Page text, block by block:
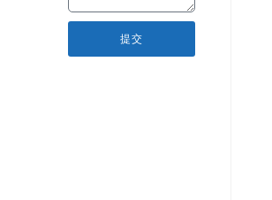
提交